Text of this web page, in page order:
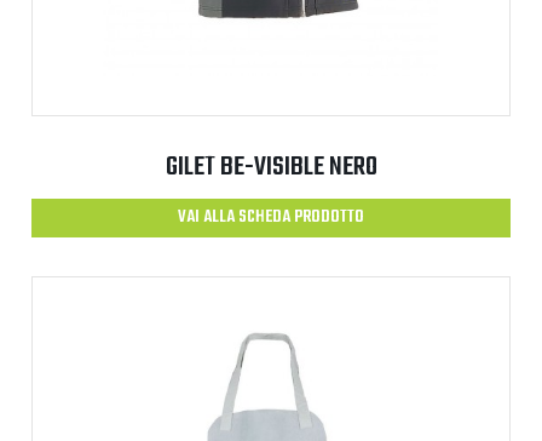
GILET BE-VISIBLE NERO
VAI ALLA SCHEDA PRODOTTO